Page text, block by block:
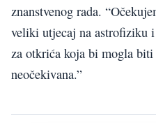
znanstvenog rada.
veliki utjecaj na astrofiziku
za otkrića koja bi mogla
neočekivana.”